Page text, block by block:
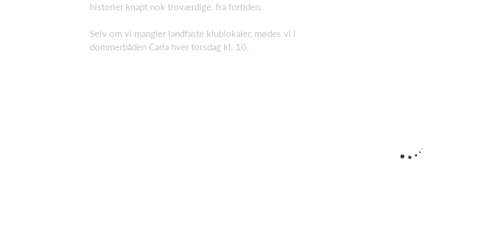
historier knapt nok troværdige, fra fortiden.
Selv om vi mangler landfaste klublokaler, mødes vi i
dommerbåden Carla hver torsdag kl. 10.